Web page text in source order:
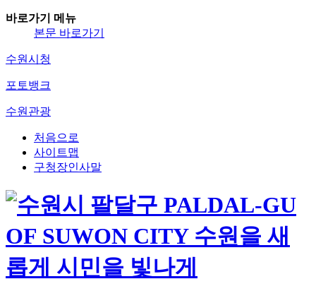
바로가기 메뉴
본문 바로가기
수원시청
포토뱅크
수원관광
처음으로
사이트맵
구청장인사말